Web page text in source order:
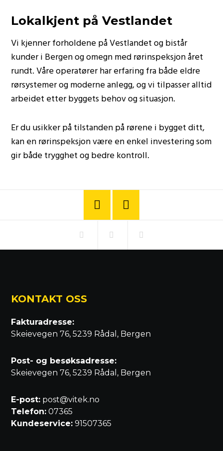
Lokalkjent på Vestlandet
Vi kjenner forholdene på Vestlandet og bistår
kunder i Bergen og omegn med rørinspeksjon året
rundt. Våre operatører har erfaring fra både eldre
rørsystemer og moderne anlegg, og vi tilpasser alltid
arbeidet etter byggets behov og situasjon.
Er du usikker på tilstanden på rørene i bygget ditt,
kan en rørinspeksjon være en enkel investering som
gir både trygghet og bedre kontroll.
KONTAKT OSS
Fakturadresse:
Skeievegen 76, 5239 Rådal, Bergen
Post- og besøksadresse:
Skeievegen 76, 5239 Rådal, Bergen
E-post: post@vitek.no
Telefon: 07365
Kundeservice: 91507365